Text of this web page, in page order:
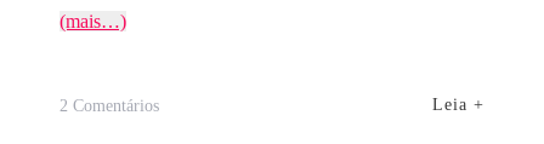
(mais…)
2 ComentáriosEm
Leia +